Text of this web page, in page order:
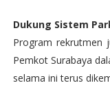
Dukung Sistem
Program rekrutmen
Pemkot Surabaya
selama ini terus